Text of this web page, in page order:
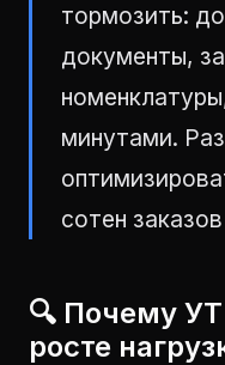
тормозить:
документы,
минутами.
сотен
🔍 Почему УТ
росте